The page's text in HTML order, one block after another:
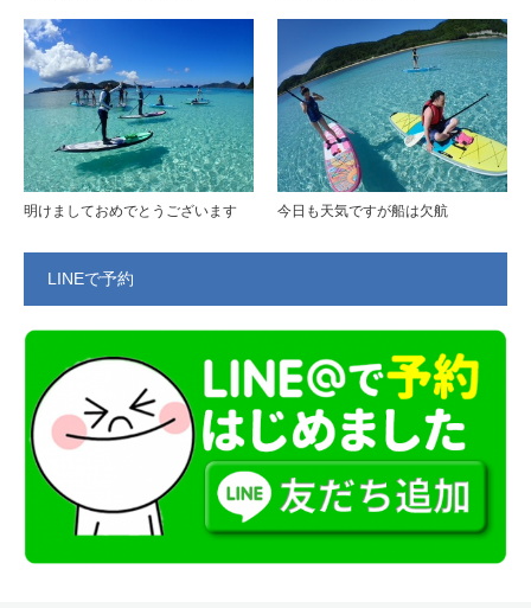
明けましておめでとうございます 今日も天気ですが船は欠航
LINEで予約